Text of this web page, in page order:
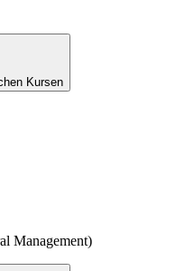
Kursen
Management)